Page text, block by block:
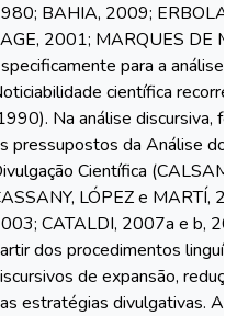
BAHIA, 2009;
2001; MARQUES DE
para a análise
científica
Na análise discursiva,
pressupostos da Análise do
Científica
LÓPEZ e MARTÍ,
CATALDI, 2007a e b,
dos procedimentos
de expansão,
estratégias divulgativas.